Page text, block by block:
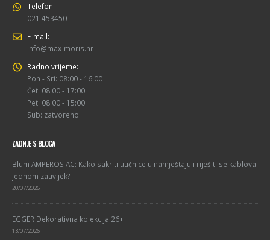
Telefon:
021 453450
E-mail:
info@max-moris.hr
Radno vrijeme:
Pon - Sri: 08:00 - 16:00
Čet: 08:00 - 17:00
Pet: 08:00 - 15:00
Sub: zatvoreno
ZADNJE S BLOGA
Blum AMPEROS AC: Kako sakriti utičnice u namještaju i riješiti se kablova
jednom zauvijek?
20/07/2026
EGGER Dekorativna kolekcija 26+
13/07/2026